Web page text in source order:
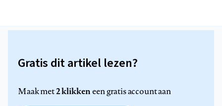
Gratis dit artikel lezen?
Maak met2 klikkeneen gratis account aan